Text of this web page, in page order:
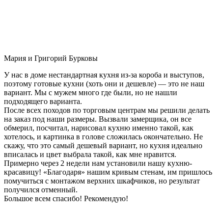
Мария и Григорий Бурковы
У нас в доме нестандартная кухня из-за короба и выступов,
поэтому готовые кухни (хоть они и дешевле) — это не наш
вариант. Мы с мужем много где были, но не нашли
подходящего варианта.
После всех походов по торговым центрам мы решили делать
на заказ под наши размеры. Вызвали замерщика, он все
обмерил, посчитал, нарисовал кухню именно такой, как
хотелось, и картинка в голове сложилась окончательно. Не
скажу, что это самый дешевый вариант, но кухня идеально
вписалась и цвет выбрала такой, как мне нравится.
Примерно через 2 недели нам установили нашу кухню-
красавицу! «Благодаря» нашим кривым стенам, им пришлось
помучиться с монтажом верхних шкафчиков, но результат
получился отменный.
Большое всем спасибо! Рекомендую!